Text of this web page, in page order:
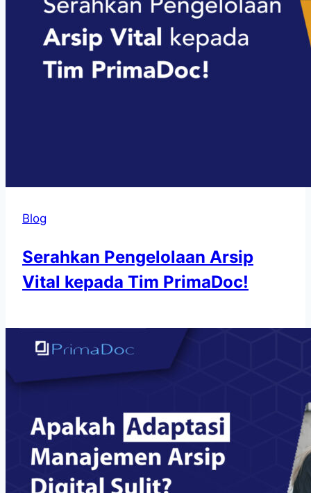
Blog
Serahkan Pengelolaan Arsip
Vital kepada Tim PrimaDoc!